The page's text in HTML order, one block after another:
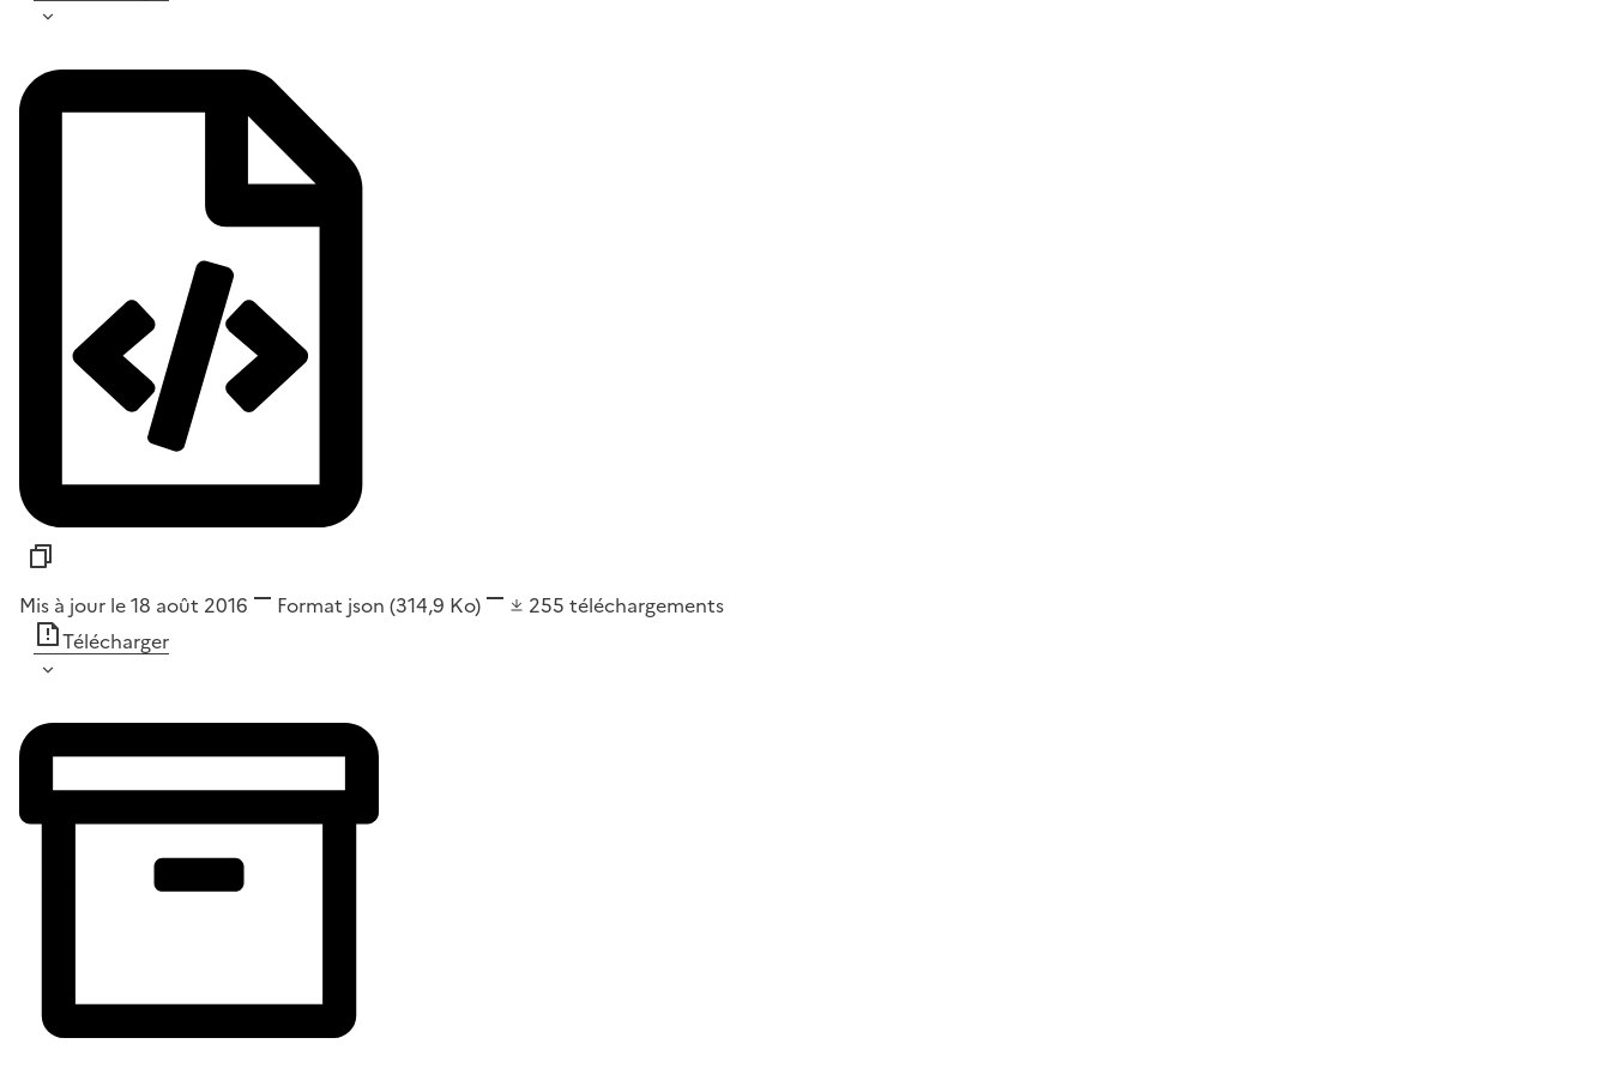
Mis à jour le 18 août 2016 Format json (314,9 Ko) 255 téléchargements
Télécharger